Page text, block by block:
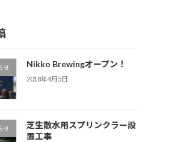
せ Nikko Brewingオープン！
2018年4月5日
せ
芝生散水用スプリンクラー設
置工事